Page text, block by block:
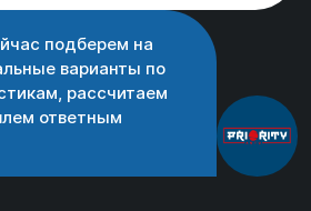
подберем на
варианты по
рассчитаем
ответным